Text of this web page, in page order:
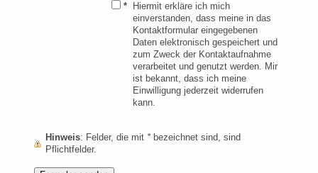
*
Hiermit erkläre ich mich
einverstanden, dass meine in das
Kontaktformular eingegebenen
Daten elektronisch gespeichert und
zum Zweck der Kontaktaufnahme
verarbeitet und genutzt werden. Mir
ist bekannt, dass ich meine
Einwilligung jederzeit widerrufen
kann.
Hinweis : Felder, die mit *bezeichnet sind, sind
Pflichtfelder.